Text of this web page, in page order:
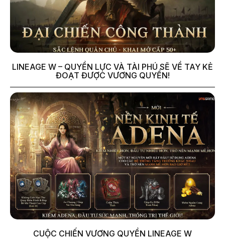
LINEAGE W – QUYỀN LỰC VÀ TÀI PHÚ SẼ VỀ TAY KẺ
ĐOẠT ĐƯỢC VƯƠNG QUYỀN!
CUỘC CHIẾN VƯƠNG QUYỀN LINEAGE W